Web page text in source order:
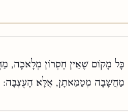
כָּל מָקוֹם שֶׁאֵין חֶסְרוֹן מְלָאכָה,
מַחֲשָׁבָה מְטַמֵּאתָן, אֶלָּא הָעֻצְבָּה: